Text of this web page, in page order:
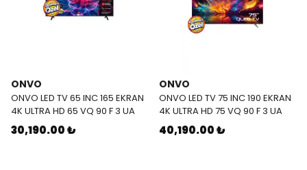
ONVO
ONVO LED TV 65 INC 165 EKRAN
4K ULTRA HD 65 VQ 90 F 3 UA
30,190.00 ₺
ONVO
ONVO LED TV 75 INC 190 EKRAN
4K ULTRA HD 75 VQ 90 F 3 UA
40,190.00 ₺